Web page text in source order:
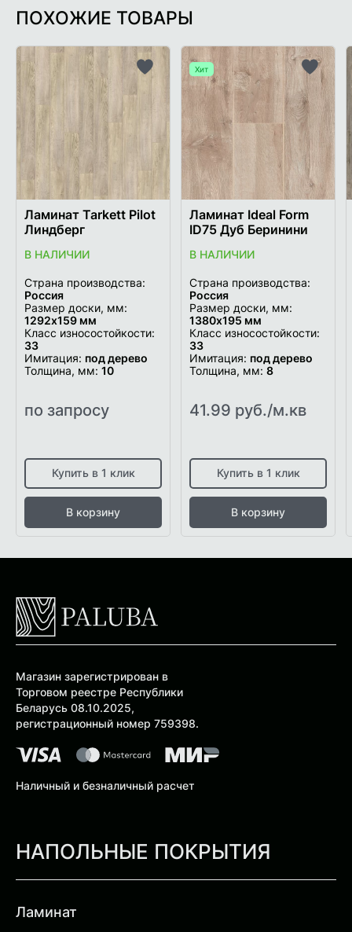
ПОХОЖИЕ ТОВАРЫ
Добавить
в
список
желаемого
Ламинат Tarkett Pilot
Линдберг
В НАЛИЧИИ
Страна производства:
Россия
Размер доски, мм:
1292x159 мм
Класс износостойкости:
33
Имитация: под дерево
Толщина, мм: 10
по запросу
Купить в 1 клик
В корзину
Хит
список
Ламинат Ideal Form
ID75 Дуб Беринини
В НАЛИЧИИ
Страна производства:
Россия
Размер доски, мм:
1380х195 мм
Класс износостойкости:
33
Имитация: под дерево
Толщина, мм: 8
41.99 руб./м.кв
Купить в 1 клик
В корзину
Магазин зарегистрирован в
Торговом реестре Республики
Беларусь 08.10.2025,
регистрационный номер 759398.
Наличный и безналичный расчет
НАПОЛЬНЫЕ ПОКРЫТИЯ
Ламинат